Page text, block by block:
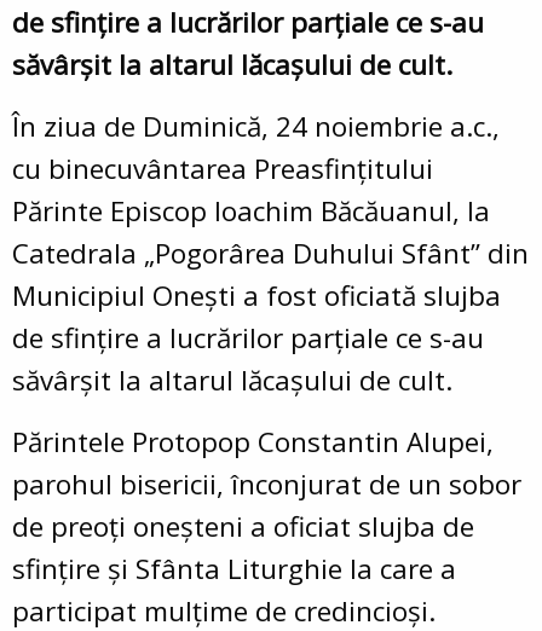
de sfinţire a lucrărilor parţiale ce s-au
săvârşit la altarul lăcaşului de cult.
În ziua de Duminică, 24 noiembrie a.c.,
cu binecuvântarea Preasfinţitului
Părinte Episcop Ioachim Băcăuanul, la
Catedrala „Pogorârea Duhului Sfânt” din
Municipiul Oneşti a fost oficiată slujba
de sfinţire a lucrărilor parţiale ce s-au
săvârşit la altarul lăcaşului de cult.
Părintele Protopop Constantin Alupei,
parohul bisericii, înconjurat de un sobor
de preoţi oneşteni a oficiat slujba de
sfinţire şi Sfânta Liturghie la care a
participat mulţime de credincioşi.